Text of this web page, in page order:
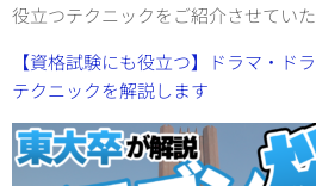
役立つテクニックをご紹介させていた
【資格試験にも役立つ】ドラマ・ド
テクニックを解説します